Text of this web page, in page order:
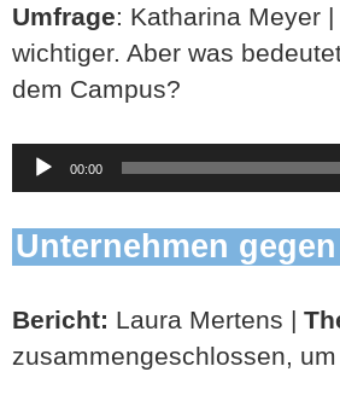
Umfrage: Katharina Meyer
wichtiger. Aber was
dem Campus?
Audio-
Player
00:00
Unternehmen gegen
Bericht: Laura Mertens |
zusammengeschlossen,